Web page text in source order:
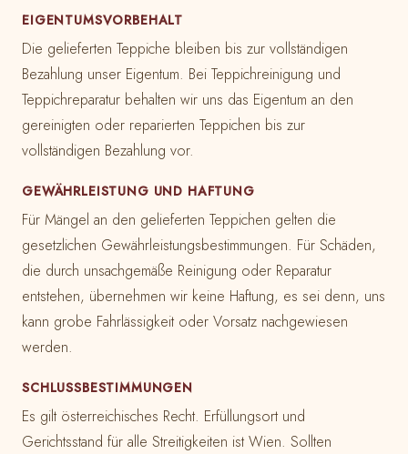
EIGENTUMSVORBEHALT
Die gelieferten Teppiche bleiben bis zur vollständigen
Bezahlung unser Eigentum. Bei Teppichreinigung und
Teppichreparatur behalten wir uns das Eigentum an den
gereinigten oder reparierten Teppichen bis zur
vollständigen Bezahlung vor.
GEWÄHRLEISTUNG UND HAFTUNG
Für Mängel an den gelieferten Teppichen gelten die
gesetzlichen Gewährleistungsbestimmungen. Für Schäden,
die durch unsachgemäße Reinigung oder Reparatur
entstehen, übernehmen wir keine Haftung, es sei denn, uns
kann grobe Fahrlässigkeit oder Vorsatz nachgewiesen
werden.
SCHLUSSBESTIMMUNGEN
Es gilt österreichisches Recht. Erfüllungsort und
Gerichtsstand für alle Streitigkeiten ist Wien. Sollten